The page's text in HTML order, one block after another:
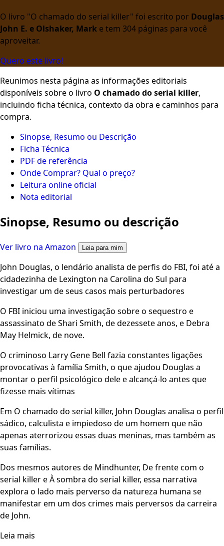
O livro "O chamado do serial killer" foi escrito por Douglas
John E. e Olshaker, Mark e tem 304 páginas para você
aproveitar.
Quero este livro!
Reunimos nesta página as informações editoriais
disponíveis sobre o livro O chamado do serial killer,
incluindo ficha técnica, contexto da obra e caminhos para
compra.
Sinopse, Resumo ou Descrição
Ficha Técnica
PDF de referência
Onde Comprar? Qual o preço?
Leitura online oficial
Nota editorial
Sinopse, Resumo ou descrição
Ver livro na Amazon Leia para mim
John Douglas, o lendário analista de perfis do FBI, foi até a
cidadezinha de Lexington na Carolina do Sul para
investigar um de seus casos mais perturbadores
O FBI iniciou uma investigação sobre o sequestro e
assassinato de Shari Smith, de dezessete anos, e Debra
May Helmick, de nove.
O criminoso Larry Gene Bell fazia constantes ligações
provocativas à família Smith, o que ajudou Douglas a
montar o perfil psicológico dele e alcançá-lo antes que
fizesse mais vítimas
Em O chamado do serial killer, John Douglas analisa o perfil
sádico, calculista e impiedoso de um homem que não
apenas aterrorizou essas duas meninas, mas também as
suas famílias.
Dos mesmos autores de Mindhunter, De frente com o
serial killer e À sombra do serial killer, essa narrativa
explora o lado mais perverso da natureza humana se
manifestar em um dos crimes mais perversos da carreira
de John.
Leia mais